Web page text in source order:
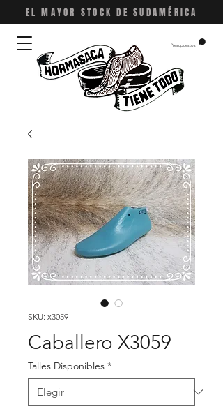
EL MAYOR STOCK DE SUDAMÉRICA
Presupuestos
SKU: x3059
Caballero X3059
Talles Disponibles *